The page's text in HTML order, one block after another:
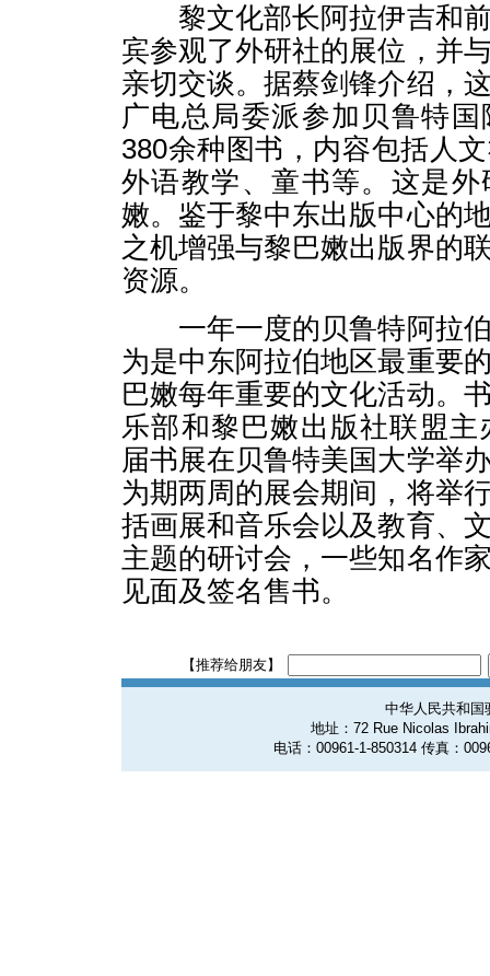
黎文化部长阿拉伊吉和前
宾参观了外研社的展位，并
亲切交谈。据蔡剑锋介绍，
广电总局委派参加贝鲁特
380余种图书，内容包括人
外语教学、童书等。这是
嫩。鉴于黎中东出版中心的
之机增强与黎巴嫩出版界的
资源。
一年一度的贝鲁特阿拉伯
为是中东阿拉伯地区最重要
巴嫩每年重要的文化活动。
乐部和黎巴嫩出版社联盟主
届书展在贝鲁特美国大学举
为期两周的展会期间，将举
括画展和音乐会以及教育、
主题的研讨会，一些知名作
见面及签名售书。
【推荐给朋友】
中华人民共和国
地址：72 Rue Nicolas
电话：00961-1-850314 传真：